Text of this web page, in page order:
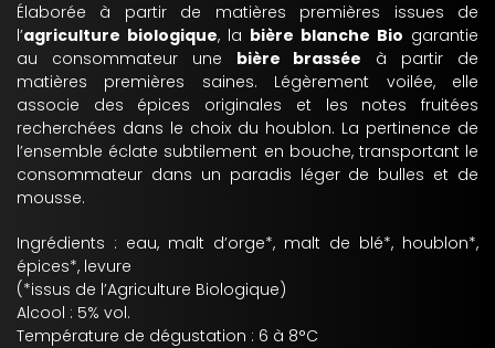
Élaborée à partir de matières premières issues de
l’agriculture biologique, la bière blanche Bio garantie
au consommateur une bière brassée à partir de
matières premières saines. Légèrement voilée, elle
associe des épices originales et les notes fruitées
recherchées dans le choix du houblon. La pertinence de
l’ensemble éclate subtilement en bouche, transportant le
consommateur dans un paradis léger de bulles et de
mousse.
Ingrédients : eau, malt d’orge*, malt de blé*, houblon*,
épices*, levure
(*issus de l’Agriculture Biologique)
Alcool : 5% vol.
Température de dégustation : 6 à 8°C